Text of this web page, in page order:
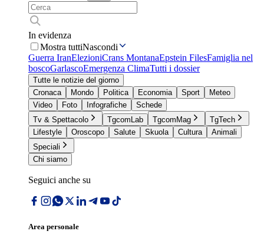
In evidenza
Mostra tuttiNascondi
Guerra IranElezioniCrans MontanaEpstein FilesFamiglia nel
boscoGarlascoEmergenza ClimaTutti i dossier
Tutte le notizie del giorno
Cronaca
Mondo Politica Economia Sport
Meteo
Video
Foto Infografiche
Schede
Tv & Spettacolo
TgcomLab TgcomMag
TgTech
Lifestyle
Oroscopo Salute Skuola Cultura
Animali
Speciali
Chi siamo
Seguici anche su
Area personale